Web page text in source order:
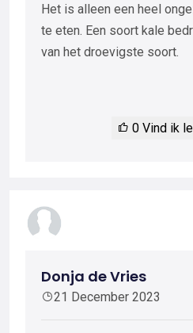
Het is alleen een heel
te eten. Een soort kale
van het droevigste soort.
0 Vind ik
Donja de Vries
21 December 2023